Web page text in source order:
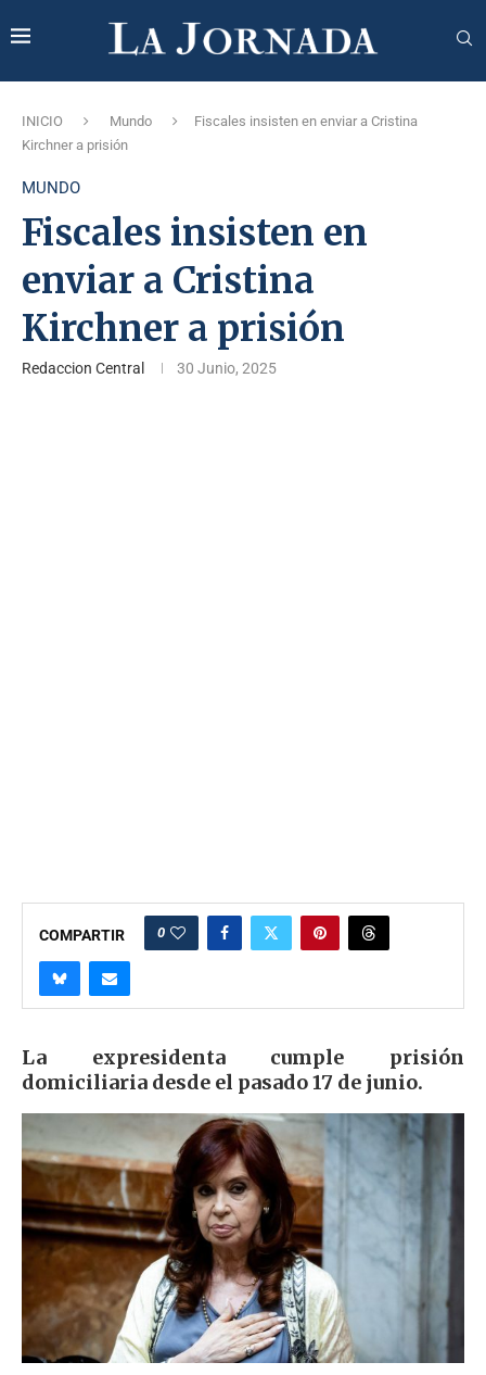
INICIO Mundo
Fiscales insisten en enviar a Cristina
Kirchner a prisión
MUNDO
Fiscales insisten en
enviar a Cristina
Kirchner a prisión
Redaccion Central 30 Junio, 2025
COMPARTIR 0
La expresidenta cumple prisión
domiciliaria desde el pasado 17 de junio.